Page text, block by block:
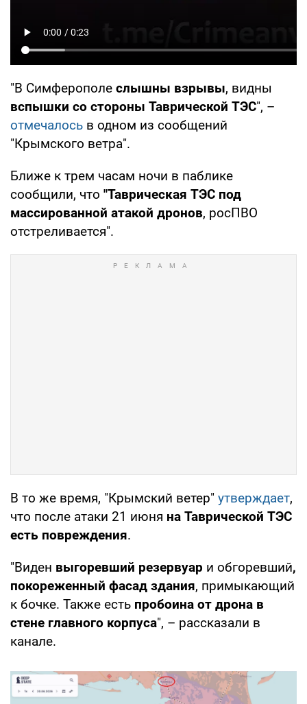
"В Симферополе слышны взрывы, видны
вспышки со стороны Таврической ТЭС", –
отмечалось в одном из сообщений
"Крымского ветра".
Ближе к трем часам ночи в паблике
сообщили, что "Таврическая ТЭС под
массированной атакой дронов, росПВО
отстреливается".
В то же время, "Крымский ветер" утверждает,
что после атаки 21 июня на Таврической ТЭС
есть повреждения.
"Виден выгоревший резервуар и обгоревший,
покореженный фасад здания, примыкающий
к бочке. Также есть пробоина от дрона в
стене главного корпуса", – рассказали в
канале.